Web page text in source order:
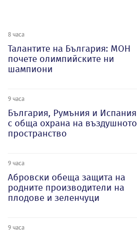
8 часа
Талантите на България: МОН
почете олимпийските ни
шампиони
9 часа
България, Румъния и Испания
с обща охрана на въздушното
пространство
9 часа
Абровски обеща защита на
родните производители на
плодове и зеленчуци
9 часа